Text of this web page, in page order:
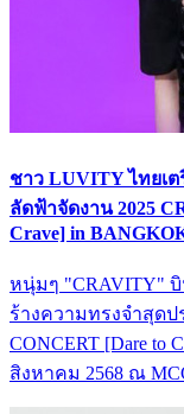
ชาว LUVITY ไทยเ
ลัดฟ้าจัดงาน 2025
Crave] in
หนุ่มๆ "CRAVITY"
ร้างความทรงจำสุดป
CONCERT [Dare to
สิงหาคม 2568 ณ